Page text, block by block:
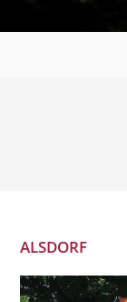
to
ALSDORF